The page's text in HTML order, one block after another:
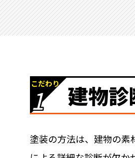
こだわり
1 建物
塗装の方法は、建物の素